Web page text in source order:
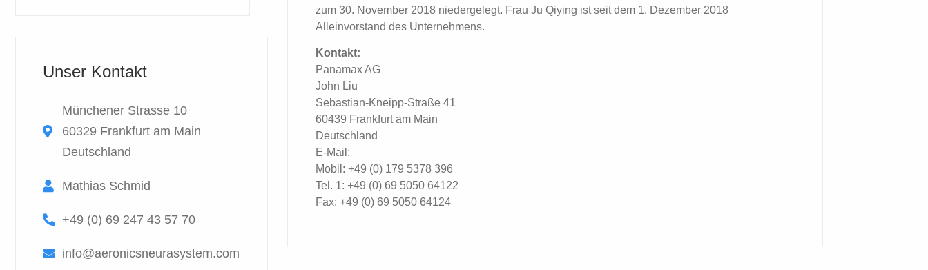
Unser Kontakt
Münchener Strasse 10
60329 Frankfurt am Main
Deutschland
Mathias Schmid
+49 (0) 69 247 43 57 70
info@aeronicsneurasystem.com
zum 30. November 2018 niedergelegt. Frau Ju Qiying ist seit dem 1. Dezember 2018
Alleinvorstand des Unternehmens.
Kontakt:
Panamax AG
John Liu
Sebastian-Kneipp-Straße 41
60439 Frankfurt am Main
Deutschland
E-Mail:
Mobil: +49 (0) 179 5378 396
Tel. 1: +49 (0) 69 5050 64122
Fax: +49 (0) 69 5050 64124